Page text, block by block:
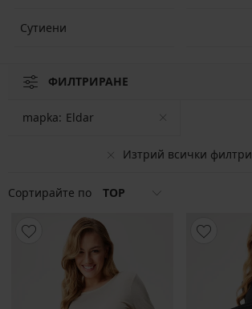
Сутиени
ФИЛТРИРАНЕ
Изтрий всички филтри
mapka: Eldar
Сортирайте по TOP